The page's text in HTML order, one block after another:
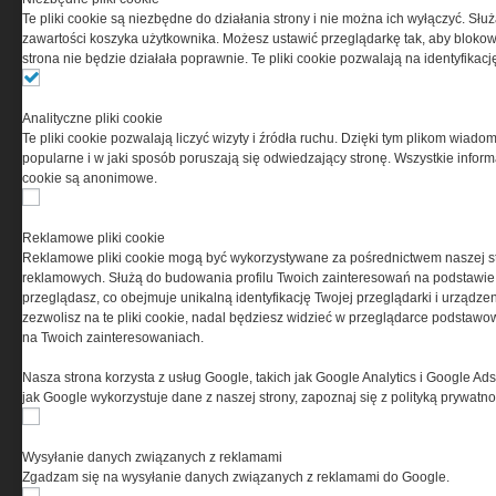
odpowiedzialnością Spółka komandytowa, nr KRS:
0000537655, NIP 1132860378, REGON 146393437
(zwana dalej Grupa MEDIUM) w postaci Regulaminu.
Ta witryna wykorzystuje pliki cookies do przechowywania
informacji na Twoim komputerze. Pliki cookies stosujemy
w celu świadczenia usług na najwyższym poziomie,
w tym w sposób dostosowany do indywidualnych potrzeb.
cookies oznacza, że będą one zamieszczane w Twoim
urządzeniu końcowym. W każdym momencie możesz
dokonać zmiany ustawień przeglądarki dotyczących
serwisu prosimy o zapoznanie się z naszą
prywatności
oraz informacją o cookies
Te pliki cookie są niezbędne do działania strony i nie można ich wyłączyć.
zawartości koszyka użytkownika. Możesz ustawić przeglądarkę tak, aby
strona nie będzie działała poprawnie. Te pliki cookie pozwalają na
Analityczne pliki cookie
Te pliki cookie pozwalają liczyć wizyty i źródła ruchu. Dzięki tym plikom
popularne i w jaki sposób poruszają się odwiedzający stronę. Wszystkie
cookie są anonimowe.
Reklamowe pliki cookie
Reklamowe pliki cookie mogą być wykorzystywane za pośrednictwem naszej
reklamowych. Służą do budowania profilu Twoich zainteresowań na
przeglądasz, co obejmuje unikalną identyfikację Twojej przeglądarki i
zezwolisz na te pliki cookie, nadal będziesz widzieć w przeglądarce
na Twoich zainteresowaniach.
Nasza strona korzysta z usług Google, takich jak Google Analytics i Google
jak Google wykorzystuje dane z naszej strony, zapoznaj się z polityką
Wysyłanie danych związanych z reklamami
Zgadzam się na wysyłanie danych związanych z reklamami do Google.